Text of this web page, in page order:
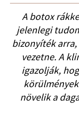
A botox
jelenlegi
bizonyíték
vezetne. A
igazolják,
növelik a